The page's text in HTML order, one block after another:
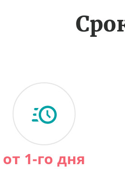
от 1-го дня